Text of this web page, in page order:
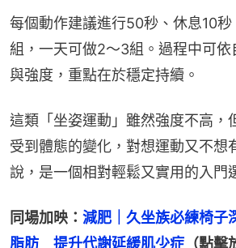
每個動作建議進行50秒、休息10
組，一天可做2～3組。過程中可
與強度，重點在於穩定持續。
這類「坐姿運動」雖然強度不高，
受到體態的變化，對想運動又不想
說，是一個相對輕鬆又實用的入門
同場加映： 減肥｜久坐族必練椅子
脂肪　提升代謝延緩肌少症 （點